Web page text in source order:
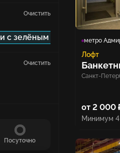
Очистить
с зелёным экраном
Очистить
Посуточно
метро
Лофт
Санкт-
от 2 000
Минимум 4